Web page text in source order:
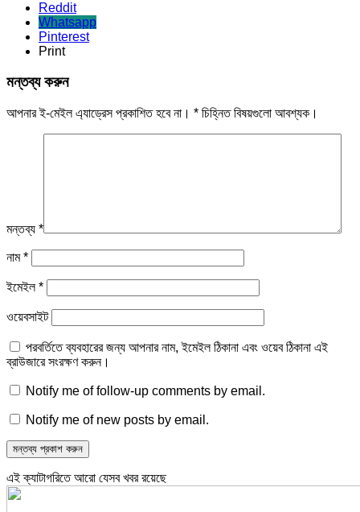
Reddit
Whatsapp
Pinterest
Print
মন্তব্য করুন
আপনার ই-মেইল এ্যাড্রেস প্রকাশিত হবে না। * চিহ্নিত বিষয়গুলো আবশ্যক।
মন্তব্য *
নাম*
ইমেইল*
ওয়েবসাইট
পরবর্তিতে ব্যবহারের জন্য আপনার নাম, ইমেইল ঠিকানা এবং ওয়েব ঠিকানা এই
ব্রাউজারে সংরক্ষণ করুন।
Notify me of follow-up comments by email.
Notify me of new posts by email.
এই ক্যাটাগরিতে আরো যেসব খবর রয়েছে